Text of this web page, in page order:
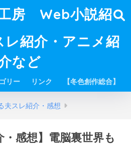
房 Web小説紹
レ紹介・アニメ紹
など
リー リンク 【冬色創作総合】
夫スレ紹介・感想
・感想】電脳裏世界も